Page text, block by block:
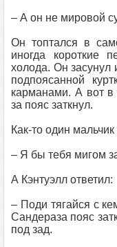
– А он не мировой
Он топтался в
иногда короткие
холода. Он засунул
подпоясанной
карманами. А вот в
за пояс заткнул.
Как-то один мальчик
– Я бы тебя мигом
А Кэнтуэлл ответил:
– Поди тягайся с
Сандераза пояс
под зад.